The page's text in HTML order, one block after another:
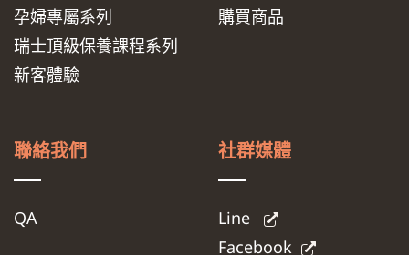
孕婦專屬系列
瑞士頂級保養課程系列
新客體驗
購買商品
聯絡我們
QA
社群媒體
Line
Facebook